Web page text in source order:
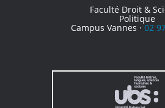
Faculté Droit &
Politique
Campus Vannes ·02